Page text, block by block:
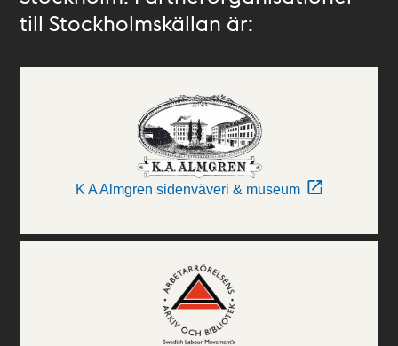
till Stockholmskällan är:
K A Almgren sidenväveri & museum